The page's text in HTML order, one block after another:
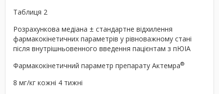
Таблиця 2
Розрахункова медіана ± стандартне відхилення
фармакокінетичних параметрів у рівноважному стані
після внутрішньовенного введення пацієнтам з пЮІА
Фармакокінетичний параметр препарату Актемра®
8 мг/кг кожні 4 тижні